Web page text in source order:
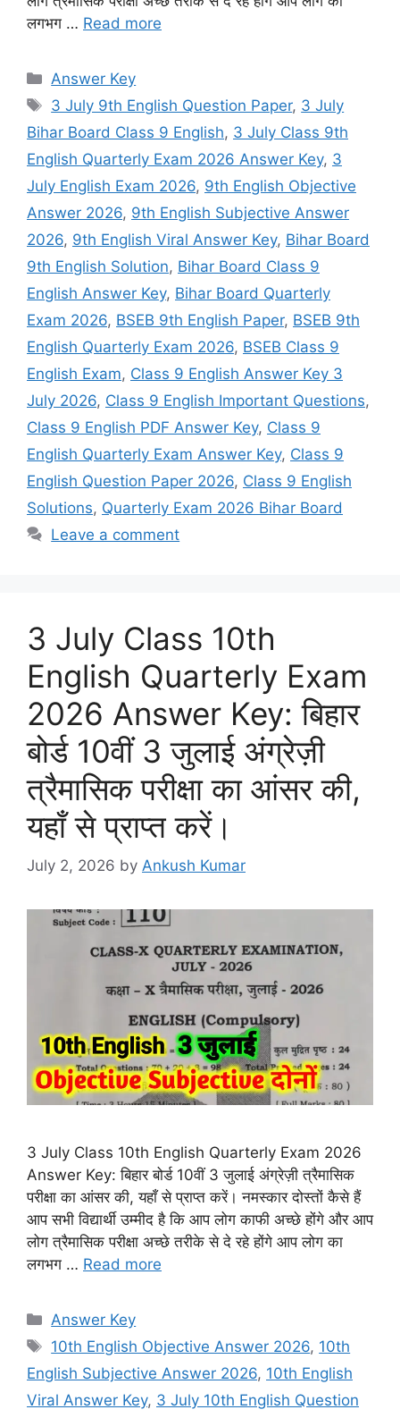
लगभग … Read more
Categories
Answer Key
Tags
3 July 9th English Question Paper, 3 July
Bihar Board Class 9 English, 3 July Class 9th
English Quarterly Exam 2026 Answer Key, 3
July English Exam 2026, 9th English Objective
Answer 2026, 9th English Subjective Answer
2026, 9th English Viral Answer Key, Bihar Board
9th English Solution, Bihar Board Class 9
English Answer Key, Bihar Board Quarterly
Exam 2026, BSEB 9th English Paper, BSEB 9th
English Quarterly Exam 2026, BSEB Class 9
English Exam, Class 9 English Answer Key 3
July 2026, Class 9 English Important Questions,
Class 9 English PDF Answer Key, Class 9
English Quarterly Exam Answer Key, Class 9
English Question Paper 2026, Class 9 English
Solutions, Quarterly Exam 2026 Bihar Board
Leave a comment
3 July Class 10th
English Quarterly Exam
2026 Answer Key: बिहार
बोर्ड 10वीं 3 जुलाई अंग्रेज़ी
त्रैमासिक परीक्षा का आंसर की,
यहाँ से प्राप्त करें।
July 2, 2026 by Ankush Kumar
3 July Class 10th English Quarterly Exam 2026
Answer Key: बिहार बोर्ड 10वीं 3 जुलाई अंग्रेज़ी त्रैमासिक
परीक्षा का आंसर की, यहाँ से प्राप्त करें। नमस्कार दोस्तों कैसे हैं
आप सभी विद्यार्थी उम्मीद है कि आप लोग काफी अच्छे होंगे और आप
लोग त्रैमासिक परीक्षा अच्छे तरीके से दे रहे होंगे आप लोग का
लगभग … Read more
Categories
Answer Key
Tags
10th English Objective Answer 2026, 10th
English Subjective Answer 2026, 10th English
Viral Answer Key, 3 July 10th English Question